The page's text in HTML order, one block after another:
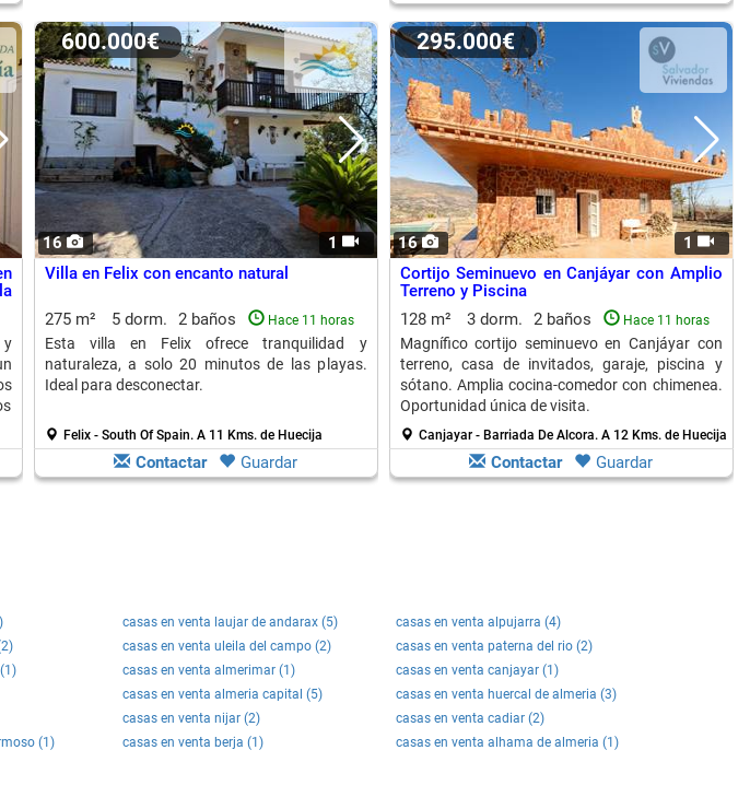
y
16 1
600.000€
Villa en Felix con encanto natural
275 m² 5 dorm. 2 baños Hace 11 horas
Esta villa en Felix ofrece tranquilidad y
naturaleza, a solo 20 minutos de las playas.
Ideal para desconectar.
Felix - South Of Spain. A 11 Kms. de Huecija
Contactar Guardar
16 1
295.000€
Cortijo Seminuevo en Canjáyar con Amplio
Terreno y Piscina
128 m²
3 dorm. 2 baños Hace 11 horas
Magnífico cortijo seminuevo en Canjáyar con
terreno, casa de invitados, garaje, piscina y
sótano. Amplia cocina-comedor con chimenea.
Oportunidad única de visita.
Canjayar - Barriada De Alcora. A 12 Kms. de Huecija
Contactar Guardar
casas en venta laujar de andarax (5)
casas en venta alpujarra (4)
casas en venta uleila del campo (2)
casas en venta paterna del rio (2)
casas en venta almerimar (1)
casas en venta canjayar (1)
casas en venta almeria capital (5)
casas en venta huercal de almeria (3)
casas en venta nijar (2)
casas en venta cadiar (2)
(1) casas en venta berja (1)
casas en venta alhama de almeria (1)